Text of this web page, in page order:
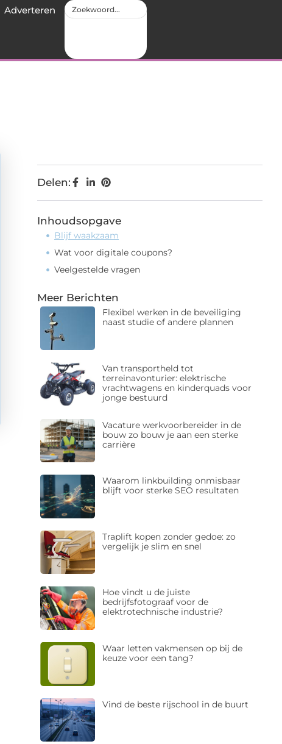
Adverteren
Delen:
Inhoudsopgave
Blijf waakzaam
Wat voor digitale coupons?
Veelgestelde vragen
Meer Berichten
Flexibel werken in de beveiliging
naast studie of andere plannen
Van transportheld tot
terreinavonturier: elektrische
vrachtwagens en kinderquads voor
jonge bestuurd
Vacature werkvoorbereider in de
bouw zo bouw je aan een sterke
carrière
Waarom linkbuilding onmisbaar
blijft voor sterke SEO resultaten
Traplift kopen zonder gedoe: zo
vergelijk je slim en snel
Hoe vindt u de juiste
bedrijfsfotograaf voor de
elektrotechnische industrie?
Waar letten vakmensen op bij de
keuze voor een tang?
Vind de beste rijschool in de buurt